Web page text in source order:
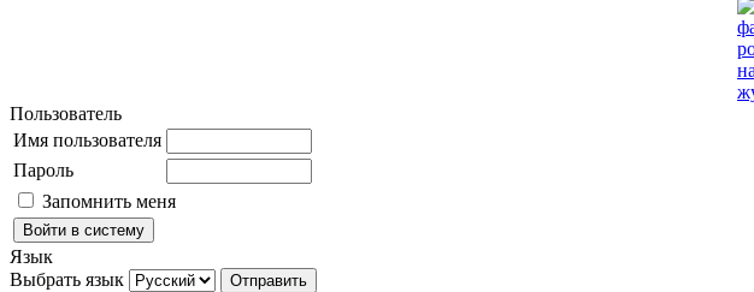
Пользователь
Имя пользователя
Пароль
Запомнить меня
Язык
Выбрать язык